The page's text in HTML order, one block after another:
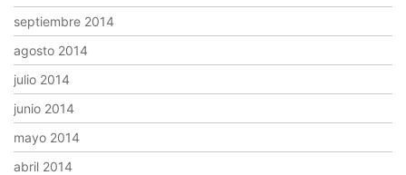
septiembre 2014
agosto 2014
julio 2014
junio 2014
mayo 2014
abril 2014